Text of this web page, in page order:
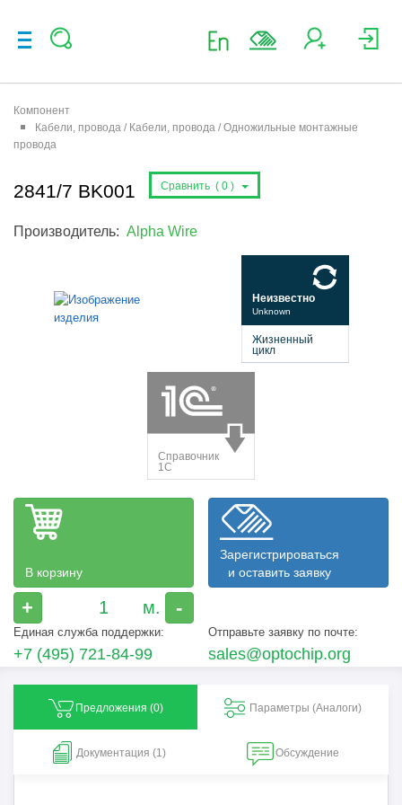
Компонент
Кабели, провода / Кабели, провода / Одножильные монтажные
провода
2841/7 BK001 Сравнить ( 0 )
Производитель: Alpha Wire
В корзину
+ -
Зарегистрироваться
и оставить заявку
Единая служба поддержки:
+7 (495) 721-84-99
Отправьте заявку по почте:
sales@optochip.org
Предложения (0) Параметры (Aналоги)
Документация (1) Обсуждение